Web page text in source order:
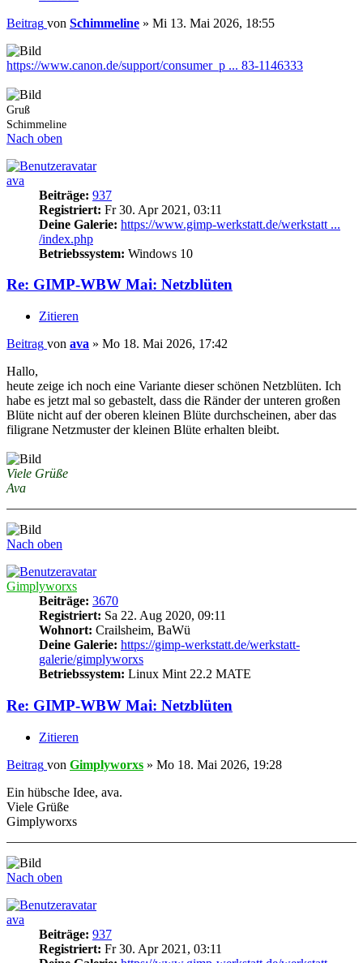
Beitrag von Schimmeline » Mi 13. Mai 2026, 18:55
https://www.canon.de/support/consumer_p ... 83-1146333
Gruß
Schimmeline
Nach oben
ava
Beiträge: 937
Registriert: Fr 30. Apr 2021, 03:11
Deine Galerie: https://www.gimp-werkstatt.de/werkstatt ...
/index.php
Betriebssystem: Windows 10
Re: GIMP-WBW Mai: Netzblüten
Zitieren
Beitrag von ava » Mo 18. Mai 2026, 17:42
Hallo,
heute zeige ich noch eine Variante dieser schönen Netzblüten. Ich
habe es jetzt mal so gebastelt, dass die Ränder der unteren großen
Blüte nicht auf der oberen kleinen Blüte durchscheinen, aber das
filigrane Netzmuster der kleinen Blüte erhalten bleibt.
Viele Grüße
Ava
Nach oben
Gimplyworxs
Beiträge: 3670
Registriert: Sa 22. Aug 2020, 09:11
Wohnort: Crailsheim, BaWü
Deine Galerie: https://gimp-werkstatt.de/werkstatt-
galerie/gimplyworxs
Betriebssystem: Linux Mint 22.2 MATE
Re: GIMP-WBW Mai: Netzblüten
Zitieren
Beitrag von Gimplyworxs » Mo 18. Mai 2026, 19:28
Ein hübsche Idee, ava.
Viele Grüße
Gimplyworxs
Nach oben
ava
Beiträge: 937
Registriert: Fr 30. Apr 2021, 03:11